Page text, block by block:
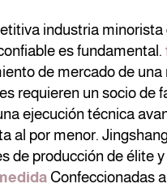
industria
es fundamental.
de mercado de
requieren un socio de
ejecución técnica
al por menor.
de producción de élite
Confeccionadas